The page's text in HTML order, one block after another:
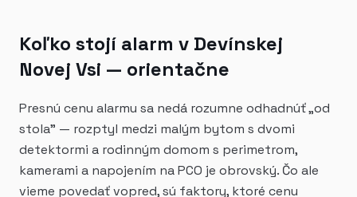
Koľko stojí alarm v Devínskej
Novej Vsi — orientačne
Presnú cenu alarmu sa nedá rozumne odhadnúť „od
stola" — rozptyl medzi malým bytom s dvomi
detektormi a rodinným domom s perimetrom,
kamerami a napojením na PCO je obrovský. Čo ale
vieme povedať vopred, sú faktory, ktoré cenu